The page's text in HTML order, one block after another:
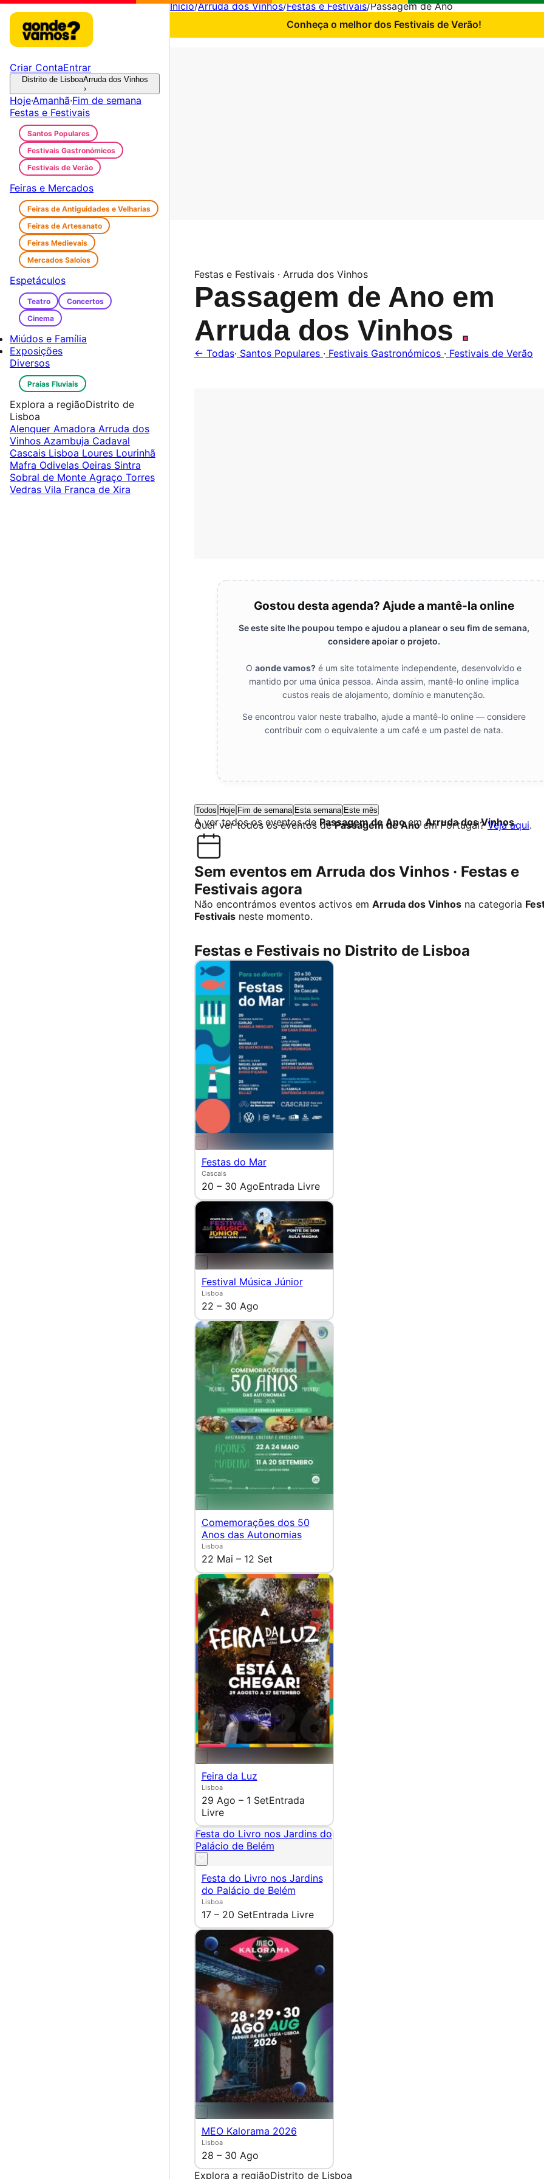
Início/Arruda dos Vinhos/Festas e Festivais/Passagem de Ano
Conheça o melhor dos Festivais de Verão!
Festas e Festivais · Arruda dos Vinhos
Passagem de Ano em
Arruda dos Vinhos .
← Todas· Santos Populares · Festivais Gastronómicos · Festivais de Verão
Gostou desta agenda? Ajude a mantê-la online
Se este site lhe poupou tempo e ajudou a planear o seu fim de semana,
considere apoiar o projeto.
O aonde vamos? é um site totalmente independente, desenvolvido e
mantido por uma única pessoa. Ainda assim, mantê-lo online implica
custos reais de alojamento, domínio e manutenção.
Se encontrou valor neste trabalho, ajude a mantê-lo online — considere
contribuir com o equivalente a um café e um pastel de nata.
Todos Hoje Fim de semana Esta semana Este mês
A ver todos os eventos de Passagem de AnoemArruda dos Vinhos.
Quer ver todos os eventos dePassagem de Anoem Portugal?Veja aqui.
Sem eventos em Arruda dos Vinhos · Festas e
Festivais agora
Não encontrámos eventos activos em Arruda dos Vinhos na categoria
Festivais neste momento.
Festas e Festivais no Distrito de Lisboa
Festas do Mar
Cascais
20 – 30 AgoEntrada Livre
Festival Música Júnior
Lisboa
22 – 30 Ago
Comemorações dos 50
Anos das Autonomias
Lisboa
22 Mai – 12 Set
Feira da Luz
Lisboa
29 Ago – 1 SetEntrada
Livre
Festa do Livro nos Jardins do
Palácio de Belém
Festa do Livro nos Jardins
do Palácio de Belém
Lisboa
17 – 20 SetEntrada Livre
MEO Kalorama 2026
Lisboa
28 – 30 Ago
Explora a regiãoDistrito de Lisboa
Criar ContaEntrar
Distrito de LisboaArruda dos Vinhos
›
Hoje·Amanhã·Fim de semana
Festas e Festivais
Santos Populares
Festivais Gastronómicos
Festivais de Verão
Feiras e Mercados
Feiras de Antiguidades e Velharias
Feiras de Artesanato
Feiras Medievais
Mercados Saloios
Espetáculos
Teatro
Concertos
Cinema
Miúdos e Família
Exposições
Diversos
Praias Fluviais
Explora a regiãoDistrito de
Lisboa
Alenquer Amadora Arruda dos
Vinhos Azambuja Cadaval
Cascais Lisboa Loures Lourinhã
Mafra Odivelas Oeiras Sintra
Sobral de Monte Agraço Torres
Vedras Vila Franca de Xira